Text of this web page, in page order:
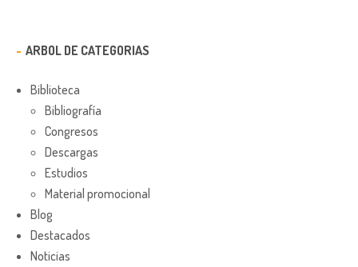
ARBOL DE CATEGORIAS
Biblioteca
Bibliografía
Congresos
Descargas
Estudios
Material promocional
Blog
Destacados
Noticias